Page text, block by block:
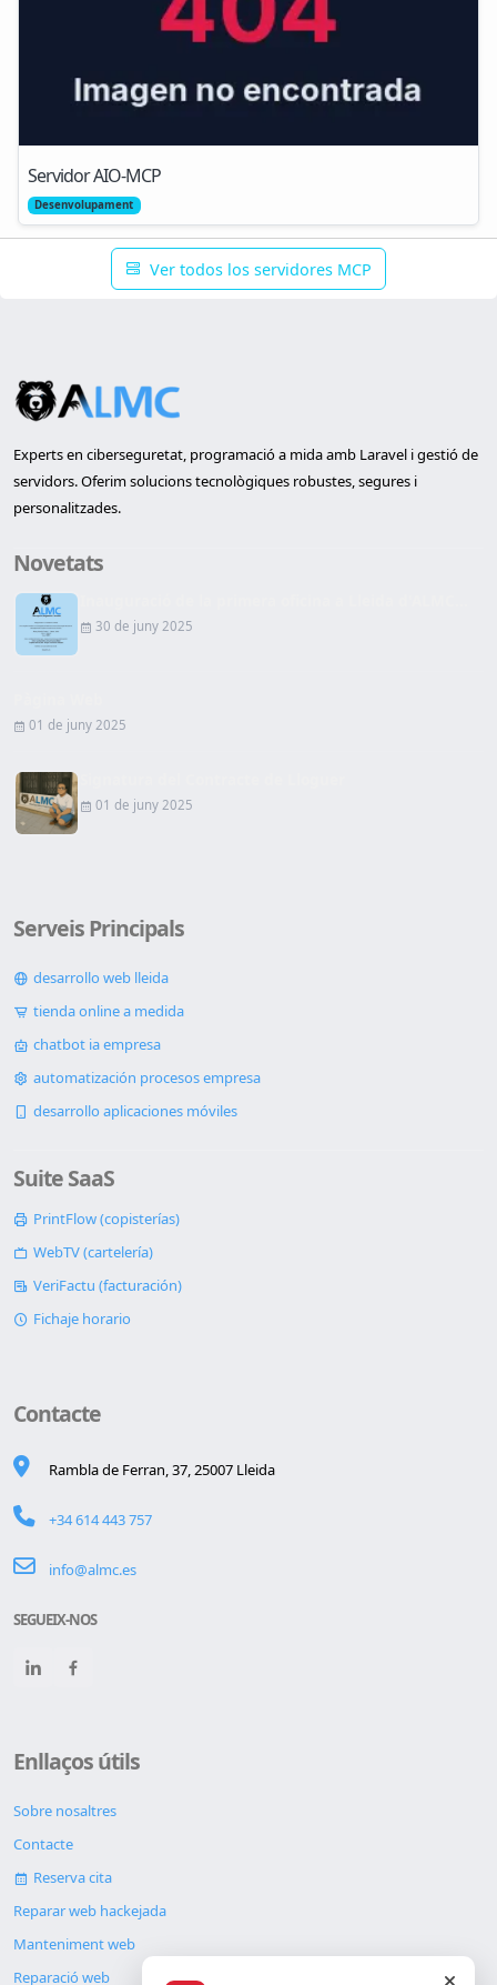
Servidor AIO-MCP
Desenvolupament
Ver todos los servidores MCP
Experts en ciberseguretat, programació a mida amb Laravel i gestió de
servidors. Oferim solucions tecnològiques robustes, segures i
personalitzades.
Novetats
30 de juny 2025
01 de juny 2025
01 de juny 2025
Serveis Principals
desarrollo web lleida
tienda online a medida
chatbot ia empresa
automatización procesos empresa
desarrollo aplicaciones móviles
Suite SaaS
PrintFlow (copisterías)
WebTV (cartelería)
VeriFactu (facturación)
Fichaje horario
Contacte
Rambla de Ferran, 37, 25007 Lleida
+34 614 443 757
info@almc.es
SEGUEIX-NOS
Enllaços útils
Sobre nosaltres
Contacte
Reserva cita
Reparar web hackejada
Manteniment web
Reparació web